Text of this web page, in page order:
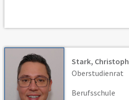
Stark, Christoph
Oberstudienrat
Berufsschule